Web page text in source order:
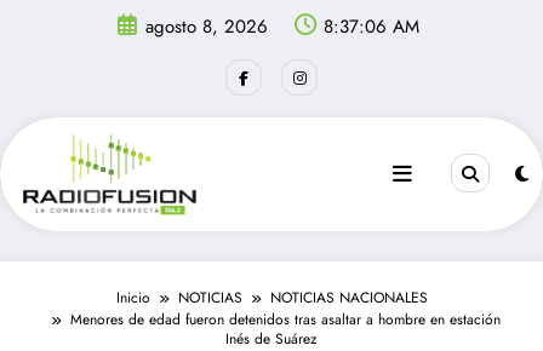
agosto 8, 2026 8:37:06 AM
Inicio NOTICIAS
NOTICIAS NACIONALES
Menores de edad fueron detenidos tras asaltar a hombre en estación
Inés de Suárez